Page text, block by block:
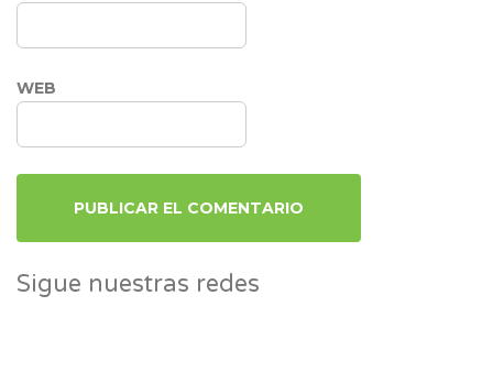
WEB
Sigue nuestras redes